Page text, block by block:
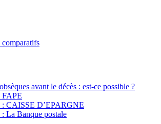
comparatifs
avant le décès : est-ce possible ?
FAPE
: CAISSE D’EPARGNE
: La Banque postale